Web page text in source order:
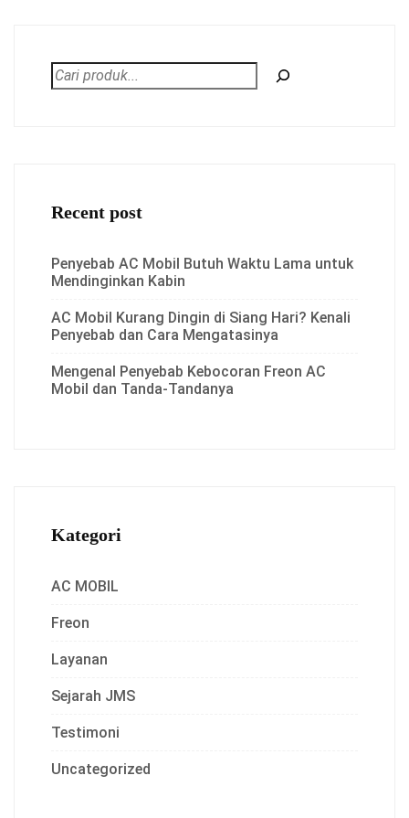
Recent post
Penyebab AC Mobil Butuh Waktu Lama untuk
Mendinginkan Kabin
AC Mobil Kurang Dingin di Siang Hari? Kenali
Penyebab dan Cara Mengatasinya
Mengenal Penyebab Kebocoran Freon AC
Mobil dan Tanda-Tandanya
Kategori
AC MOBIL
Freon
Layanan
Sejarah JMS
Testimoni
Uncategorized